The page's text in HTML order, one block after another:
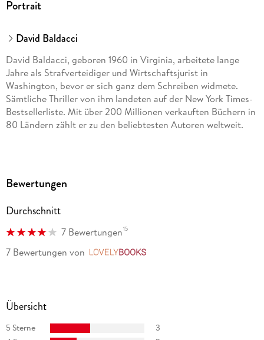
Portrait
David Baldacci
David Baldacci, geboren 1960 in Virginia, arbeitete lange
Jahre als Strafverteidiger und Wirtschaftsjurist in
Washington, bevor er sich ganz dem Schreiben widmete.
Sämtliche Thriller von ihm landeten auf der New York Times-
Bestsellerliste. Mit über 200 Millionen verkauften Büchern in
80 Ländern zählt er zu den beliebtesten Autoren weltweit.
Bewertungen
Durchschnitt
7 Bewertungen15
7 Bewertungen von
Übersicht
5 Sterne
3